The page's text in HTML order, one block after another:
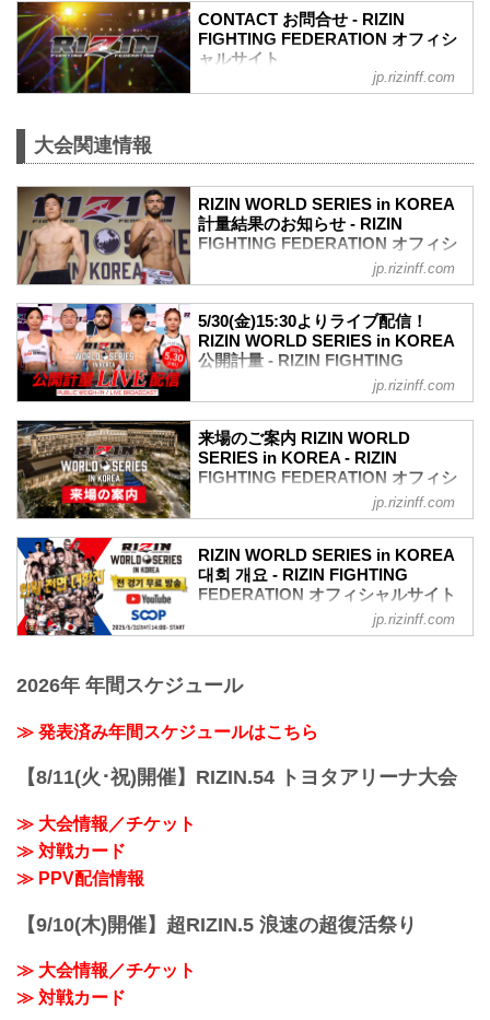
CLUB先行
③先行販売（オフィシャルサイト先行・
プレイガイド先行・番組・チラシ等 順不
④各プレイガイドの一般発売
CONTACT お問合せ - RIZIN
FIGHTING FEDERATION オフィシ
ャルサイト
jp.rizinff.com
大会関連情報
RIZIN WORLD SERIES in KOREA
計量結果のお知らせ - RIZIN
FIGHTING FEDERATION オフィシ
て開催されるRIZIN WORLD SERIES in
KOREAの公開計量が、PARADISE CITY
にて行われた。
ァンが見つめる中フェイスオフが行われ
た。緊張感に満ちた公開計量の様子は
RIZIN FF公式Youtubeチャンネルで公開
中！大会前に必ずチェックしよう！
第9試合／大原樹理 vs. ジョニー・ケース
第9試合／大原樹理 vs. ジョニー・ケース
について、本日行われた公式計量でジ...
jp.rizinff.com
5/30(金)15:30よりライブ配信！
RIZIN WORLD SERIES in KOREA
公開計量 - RIZIN FIGHTING
FEDERATION オフィシャルサイト
SERIES in KOREAの公開計量が行われる
ぞ！公開計量の様子はYouTubeでライブ
配信される予定だ！
上げられた肉体、そして張りつめた空気
の中で行われるフェイスオフを、是非
YouTubeライブでチェックしよう！
RIZIN WORLD SERIES in KOREA 公開
計量 概要
2025年5月30日（金）15:30〜
Youtubeチャンネルでは、記...
jp.rizinff.com
来場のご案内 RIZIN WORLD
SERIES in KOREA - RIZIN
FIGHTING FEDERATION オフィシ
仁川）にて開催される「RIZIN WORLD
SERIES in KOREA」の大会当日の会場に
ついて、現時点で決定している内容につ
たしました。
ファンクラブブース なし - -
再入場 可能 - -
jp.rizinff.com
RIZIN WORLD SERIES in KOREA
대회 개요 - RIZIN FIGHTING
FEDERATION オフィシャルサイト
RIZIN WORLD SERIES in KOREA 대회
개최 일시
시작
행사장
（주식회사 엠업홀딩스）
특별 협찬
jp.rizinff.com
2026年 年間スケジュール
≫ 発表済み年間スケジュールはこちら
【8/11(火･祝)開催】RIZIN.54 トヨタアリーナ大会
≫ 大会情報／チケット
≫ 対戦カード
≫ PPV配信情報
【9/10(木)開催】超RIZIN.5 浪速の超復活祭り
≫ 大会情報／チケット
≫ 対戦カード